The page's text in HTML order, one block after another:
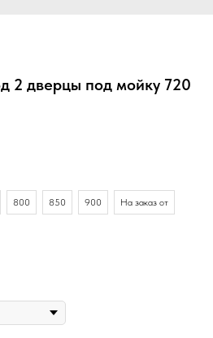
2 дверцы под мойку 720
800 850 900 На заказ от